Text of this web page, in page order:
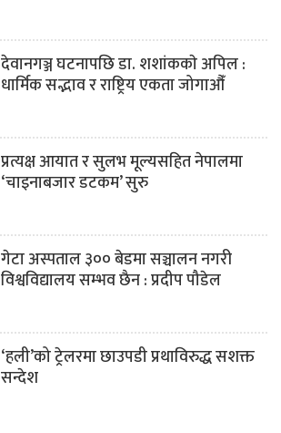
देवानगञ्ज घटनापछि डा. शशांककाे अपिल :
धार्मिक सद्भाव र राष्ट्रिय एकता जोगाऔँ
प्रत्यक्ष आयात र सुलभ मूल्यसहित नेपालमा
‘चाइनाबजार डटकम’ सुरु
गेटा अस्पताल ३०० बेडमा सञ्चालन नगरी
विश्वविद्यालय सम्भव छैन : प्रदीप पौडेल
‘हली’को ट्रेलरमा छाउपडी प्रथाविरुद्ध सशक्त
सन्देश